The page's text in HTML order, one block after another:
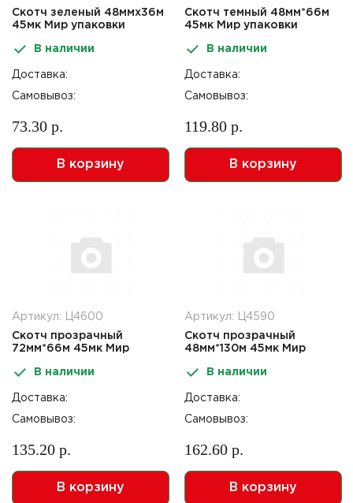
Скотч зеленый 48ммх36м
45мк Мир упаковки
В наличии
Доставка:
Самовывоз:
73.30 р.
В корзину
Скотч темный 48мм*66м
45мк Мир упаковки
В наличии
Доставка:
Самовывоз:
119.80 р.
В корзину
Артикул: Ц4600
Скотч прозрачный
72мм*66м 45мк Мир
В наличии
Доставка:
Самовывоз:
135.20 р.
В корзину
Артикул: Ц4590
Скотч прозрачный
48мм*130м 45мк Мир
В наличии
Доставка:
Самовывоз:
162.60 р.
В корзину